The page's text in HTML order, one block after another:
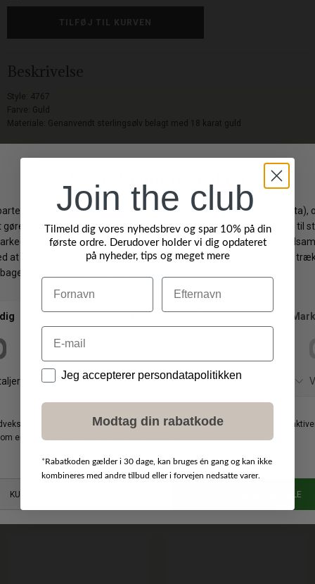
Beskrivelse
Style: 4767
Farve: Guld
Materiale: Genanvendt sterlingsølv belagt med 18 karat guld
Gratis ombytning
Vi anbefaler også
-50%
DKK 450,00
Join the club
Tilmeld dig vores nyhedsbrev og spar 10% på din
første ordre. Derudover holder vi dig opdateret
på nyheder, tips og meget mere
Navn Efternavn
Email
DataJeg accepterer persondatapolitikken
Modtag din rabatkode
*Rabatkoden gælder i 30 dage, kan bruges én gang og kan ikke
kombineres med andre tilbud eller i forvejen nedsatte varer.